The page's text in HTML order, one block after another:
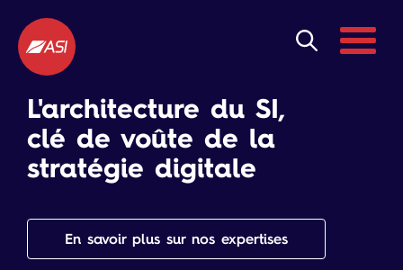
Menu
L'architecture du SI,
clé de voûte de la
stratégie digitale
En savoir plus sur nos expertises